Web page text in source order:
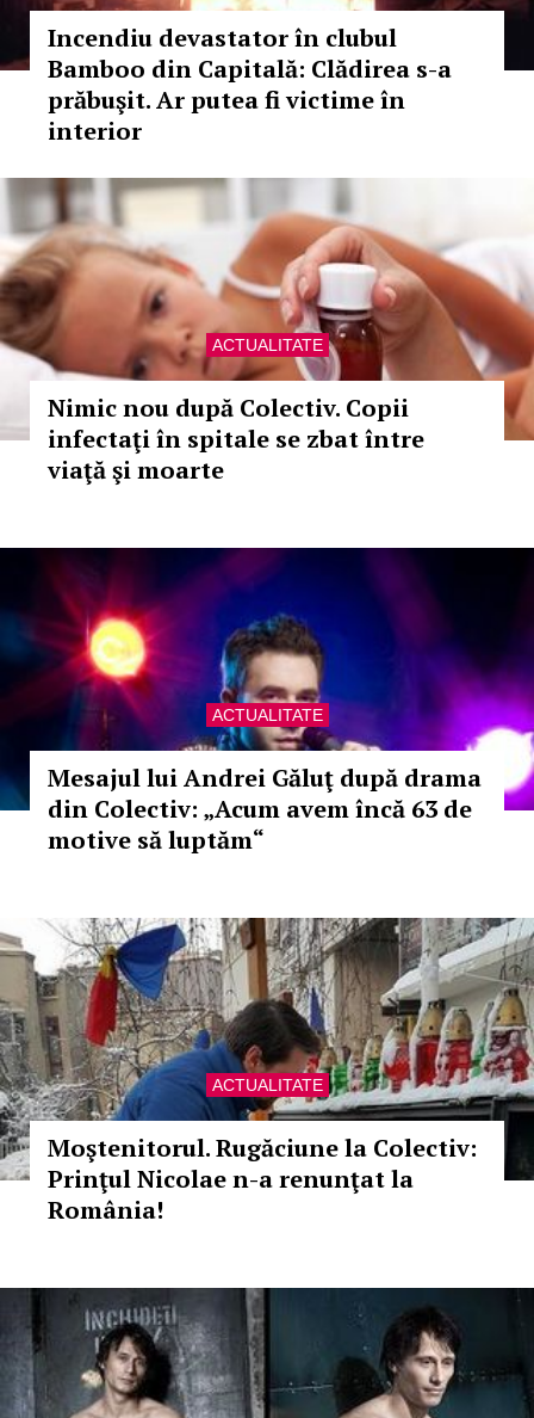
Incendiu devastator în clubul
Bamboo din Capitală: Clădirea s-a
prăbuşit. Ar putea fi victime în
interior
ACTUALITATE
Nimic nou după Colectiv. Copii
infectaţi în spitale se zbat între
viaţă şi moarte
ACTUALITATE
Mesajul lui Andrei Găluţ după drama
din Colectiv: „Acum avem încă 63 de
motive să luptăm“
ACTUALITATE
Moştenitorul. Rugăciune la Colectiv:
Prinţul Nicolae n-a renunţat la
România!